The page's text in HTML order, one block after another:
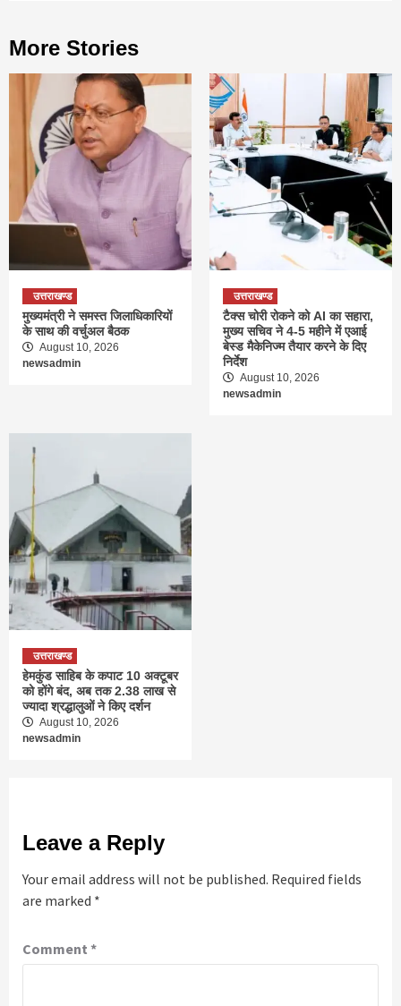
More Stories
उत्तराखण्ड
मुख्यमंत्री ने समस्त जिलाधिकारियों
के साथ की वर्चुअल बैठक
August 10, 2026
newsadmin
उत्तराखण्ड
टैक्स चोरी रोकने को AI का सहारा,
मुख्य सचिव ने 4-5 महीने में एआई
बेस्ड मैकेनिज्म तैयार करने के दिए
निर्देश
August 10, 2026
newsadmin
उत्तराखण्ड
हेमकुंड साहिब के कपाट 10 अक्टूबर
को होंगे बंद, अब तक 2.38 लाख से
ज्यादा श्रद्धालुओं ने किए दर्शन
August 10, 2026
newsadmin
Leave a Reply
Your email address will not be published. Required fields
are marked *
Comment *